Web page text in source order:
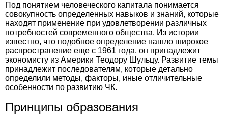
Под понятием человеческого капитала понимается
совокупность определенных навыков и знаний, которые
находят применение при удовлетворении различных
потребностей современного общества. Из истории
известно, что подобное определение нашло широкое
распространение еще с 1961 года, он принадлежит
экономисту из Америки Теодору Шульцу. Развитие темы
принадлежит последователям, которые детально
определили методы, факторы, иные отличительные
особенности по развитию ЧК.
Принципы образования